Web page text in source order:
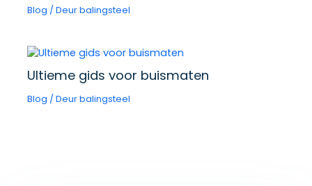
Blog / Deurbalingsteel
Ultieme gids voor buismaten
Blog / Deurbalingsteel